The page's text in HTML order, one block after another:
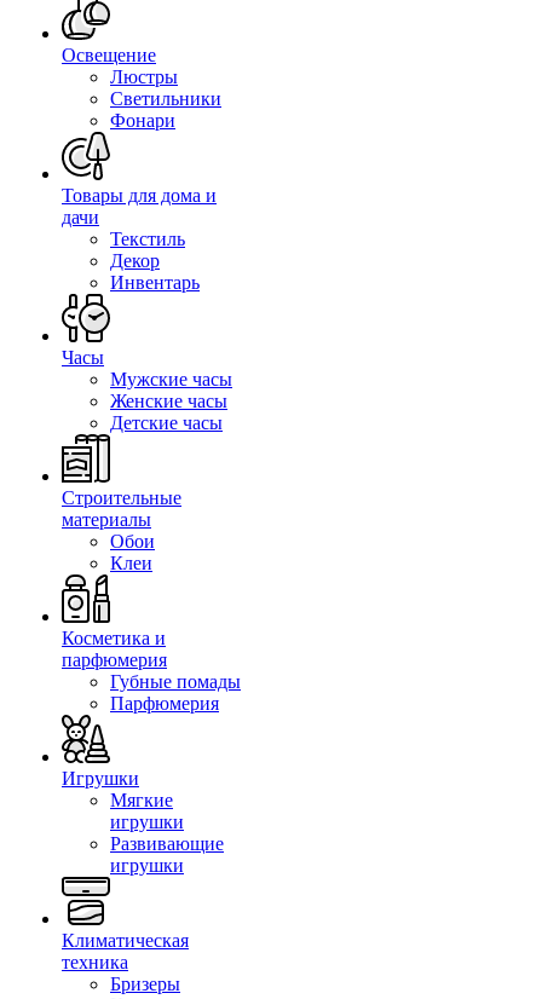
Освещение
Люстры
Светильники
Фонари
Товары для дома и
дачи
Текстиль
Декор
Инвентарь
Часы
Мужские часы
Женские часы
Детские часы
Строительные
материалы
Обои
Клеи
Косметика и
парфюмерия
Губные помады
Парфюмерия
Игрушки
Мягкие
игрушки
Развивающие
игрушки
Климатическая
техника
Бризеры